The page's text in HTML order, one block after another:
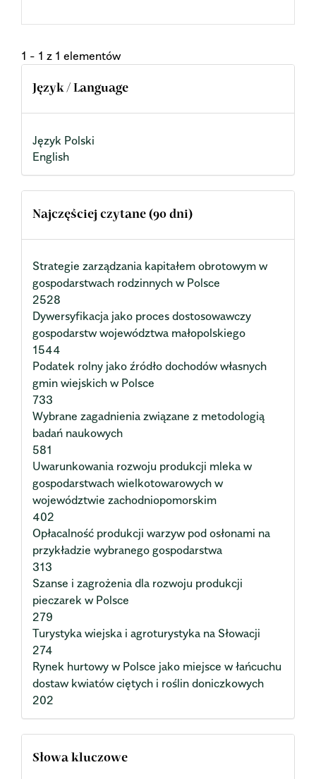
1 - 1 z 1 elementów
Język / Language
Język Polski
English
Najczęściej czytane (90 dni)
Strategie zarządzania kapitałem obrotowym w
gospodarstwach rodzinnych w Polsce
2528
Dywersyfikacja jako proces dostosowawczy
gospodarstw województwa małopolskiego
1544
Podatek rolny jako źródło dochodów własnych
gmin wiejskich w Polsce
733
Wybrane zagadnienia związane z metodologią
badań naukowych
581
Uwarunkowania rozwoju produkcji mleka w
gospodarstwach wielkotowarowych w
województwie zachodniopomorskim
402
Opłacalność produkcji warzyw pod osłonami na
przykładzie wybranego gospodarstwa
313
Szanse i zagrożenia dla rozwoju produkcji
pieczarek w Polsce
279
Turystyka wiejska i agroturystyka na Słowacji
274
Rynek hurtowy w Polsce jako miejsce w łańcuchu
dostaw kwiatów ciętych i roślin doniczkowych
202
Słowa kluczowe